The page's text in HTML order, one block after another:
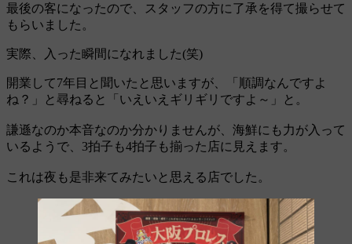
最後の客になったので、スタッフの方に了承を得て撮らせて
もらいました。
実際、入った瞬間になれました(笑)
開業して7年目と聞いたと思いますが、「順調なんですよ
ね？」と尋ねると「いえいえギリギリですよ～」と。
謙遜なのか本音なのか分かりませんが、海鮮にも力が入って
いるようで、3拍子も4拍子も揃った店に見えます。
これは夜も是非来てみたいと思える店でした。